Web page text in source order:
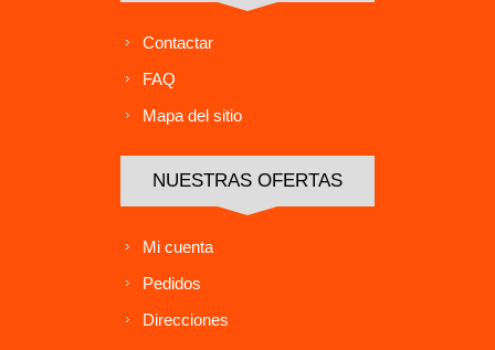
Contactar
FAQ
Mapa del sitio
NUESTRAS OFERTAS
Mi cuenta
Pedidos
Direcciones